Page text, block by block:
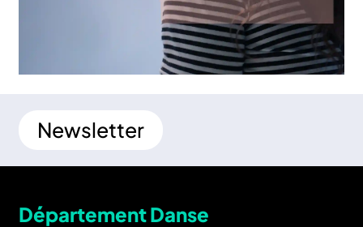
Newsletter
Département Danse